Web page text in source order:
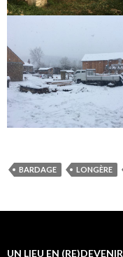
BARDAGE LONGÈRE
UN LIEU EN (RE)DEVENIR